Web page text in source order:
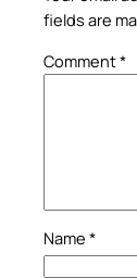
fields are
Comment*
Name *